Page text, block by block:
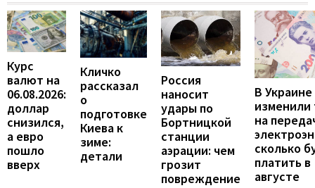
Курс
валют на
06.08.2026:
доллар
снизился,
а евро
пошло
вверх
Кличко
рассказал
о
подготовке
Киева к
зиме:
детали
Россия
наносит
удары по
Бортницкой
станции
аэрации: чем
грозит
повреждение
В Украине
на
сколько
платить в
августе